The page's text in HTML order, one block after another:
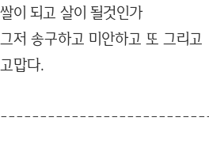
쌀이 되고 살이 될것인가
그저 송구하고 미안하고 또 그리고
고맙다.